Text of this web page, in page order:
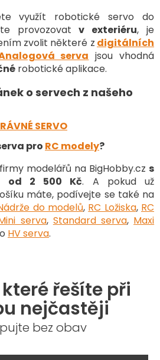
u
využít robotické servo do
provozovat v exteriéru, je
zvolit některé z digitálních
serva jsou vhodná
robotické aplikace.
o servech z našeho
SERVO
pro RC modely?
modelářů na BigHobby.cz s
od 2 500 Kč. A pokud už
máte, podívejte se také na
do modelů, RC Ložiska, RC
serva, Standard serva, Maxi
HV serva.
řešíte při
nejčastěji
bez obav